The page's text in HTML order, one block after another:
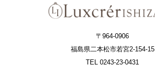
〒964-0906
福島県二本松市若宮2-154-15
TEL 0243-23-0431